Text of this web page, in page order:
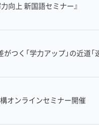
向上 新国語セミナー』
つく「学力アップ」の近道
構オンラインセミナー開催